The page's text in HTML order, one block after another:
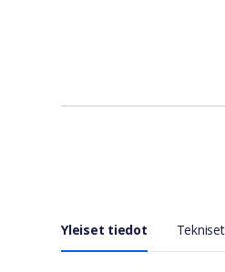
Yleiset tiedot